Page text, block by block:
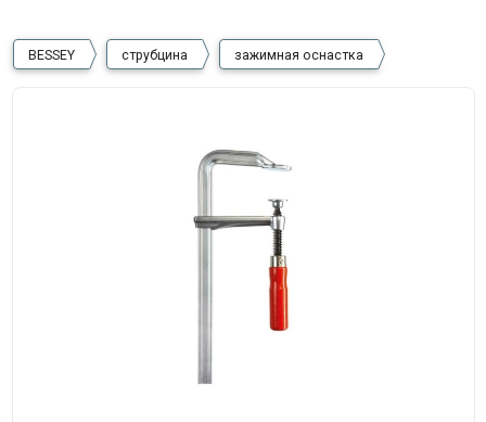
BESSEY струбцина зажимная оснастка